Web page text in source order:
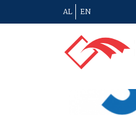
AL EN